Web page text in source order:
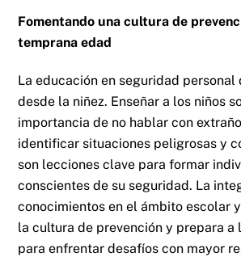
Fomentando una cultura de
temprana edad
La educación en seguridad personal
desde la niñez. Enseñar a los niños
importancia de no hablar con
identificar situaciones peligrosas y
son lecciones clave para formar
conscientes de su seguridad. La
conocimientos en el ámbito escolar
la cultura de prevención y prepara a
para enfrentar desafíos con mayor